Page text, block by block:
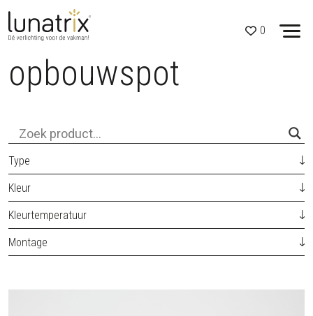
Skip to content
0
opbouwspot
Type
Kleur
Kleurtemperatuur
Montage